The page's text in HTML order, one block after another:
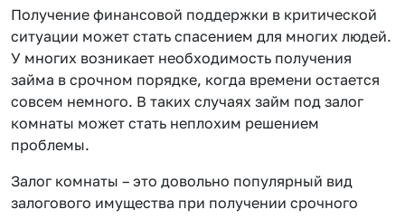
Получение финансовой поддержки в критической
ситуации может стать спасением для многих людей.
У многих возникает необходимость получения
займа в срочном порядке, когда времени остается
совсем немного. В таких случаях займ под залог
комнаты может стать неплохим решением
проблемы.
Залог комнаты – это довольно популярный вид
залогового имущества при получении срочного